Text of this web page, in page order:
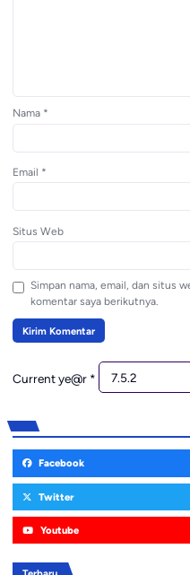
Nama *
Email *
Situs Web
Simpan nama, email, dan situs
komentar saya berikutnya.
Current ye@r *
Facebook
Twitter
Youtube